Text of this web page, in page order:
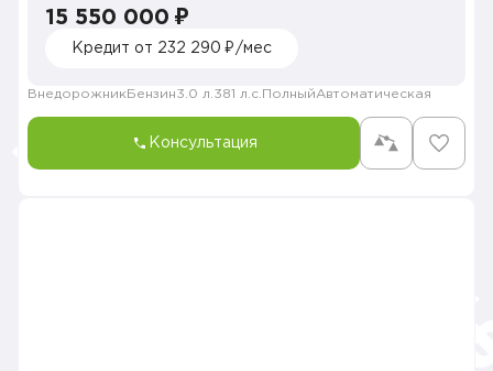
15 550 000 ₽
Кредит от 232 290 ₽/мес
Внедорожник Бензин3.0 л. 381 л.с. ПолныйАвтоматическая
Консультация